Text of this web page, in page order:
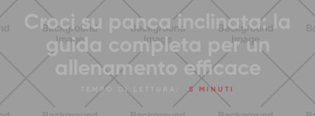
Croci su panca inclinata: la
guida completa per un
allenamento efficace
TEMPO DI LETTURA: 5 MINUTI